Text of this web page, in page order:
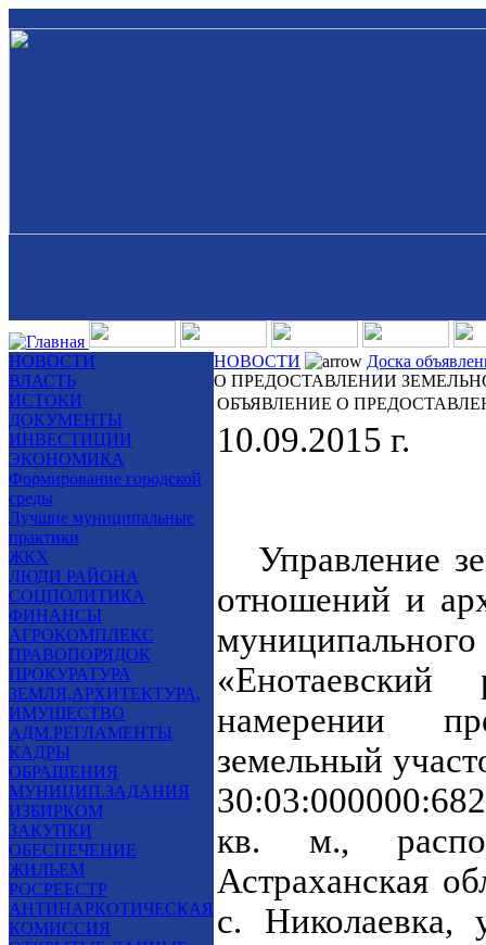
НОВОСТИ
ВЛАСТЬ
ИСТОКИ
ДОКУМЕНТЫ
ИНВЕСТИЦИИ
ЭКОНОМИКА
Формирование городской
среды
Лучшие муниципальные
практики
ЖКХ
ЛЮДИ РАЙОНА
СОЦПОЛИТИКА
ФИНАНСЫ
АГРОКОМПЛЕКС
ПРАВОПОРЯДОК
ПРОКУРАТУРА
ЗЕМЛЯ,АРХИТЕКТУРА,
ИМУЩЕСТВО
АДМ.РЕГЛАМЕНТЫ
КАДРЫ
ОБРАЩЕНИЯ
МУНИЦИП.ЗАДАНИЯ
ИЗБИРКОМ
ЗАКУПКИ
ОБЕСПЕЧЕНИЕ
ЖИЛЬЕМ
РОСРЕЕСТР
АНТИНАРКОТИЧЕСКАЯ
КОМИССИЯ
НОВОСТИ
Доска
О ПРЕДОСТАВЛЕНИИ
ОБЪЯВЛЕНИЕ О
10.09.2015 г.
Управление
отношений и
намерении
земельный
кв. м.,
Астраханская
с. Николаевка,